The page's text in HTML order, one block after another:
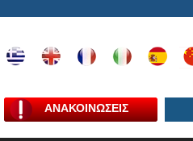
ΑΝΑΚΟΙΝΩΣΕΙΣ